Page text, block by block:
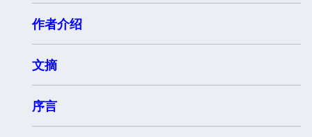
作者介绍
文摘
序言